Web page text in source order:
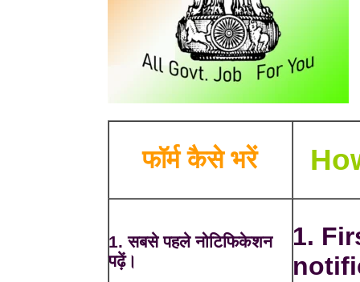
फॉर्म कैसे भरें
1. सबसे पहले नोटिफिकेशन
पढ़ें।
1.